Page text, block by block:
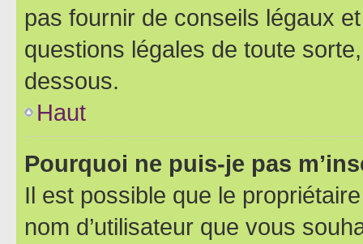
pas fournir de conseils légaux
questions légales de toute
dessous.
Haut
Pourquoi ne puis-je pas
Il est possible que le
nom d’utilisateur que vous